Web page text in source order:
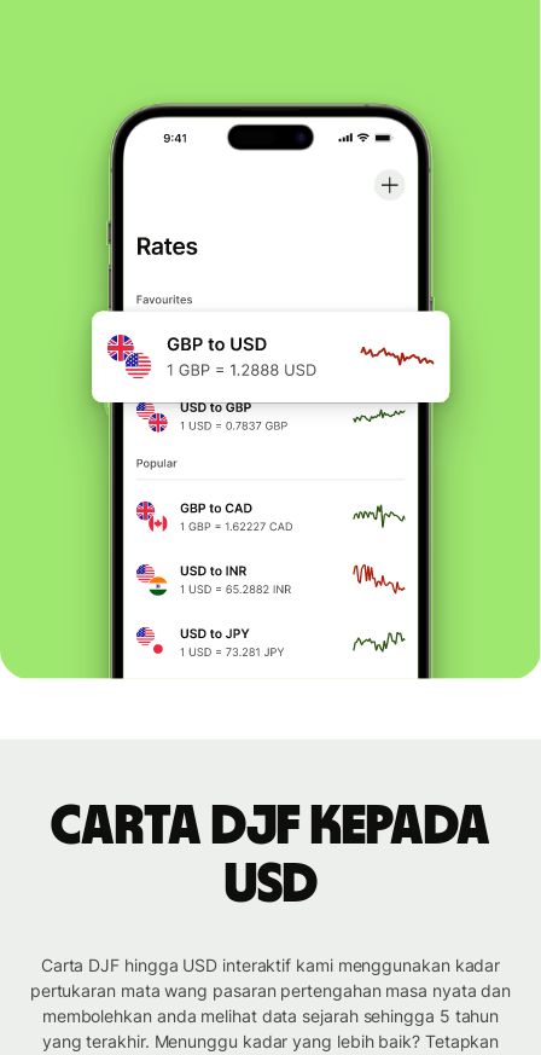
Carta DJF kepada
USD
Carta DJF hingga USD interaktif kami menggunakan kadar
pertukaran mata wang pasaran pertengahan masa nyata dan
membolehkan anda melihat data sejarah sehingga 5 tahun
yang terakhir. Menunggu kadar yang lebih baik? Tetapkan